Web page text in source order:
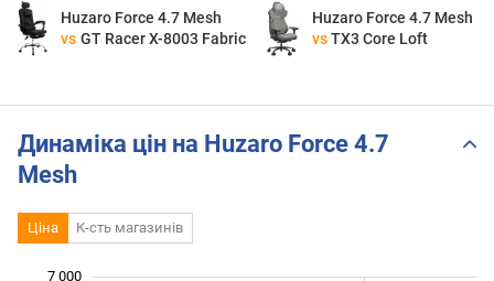
Huzaro Force 4.7 Mesh
vs GT Racer X-8003 Fabric
Huzaro Force 4.7 Mesh
vs ТX3 Core Loft
Динаміка цін на Huzaro Force 4.7
Mesh
Ціна К-сть магазинів
7 000